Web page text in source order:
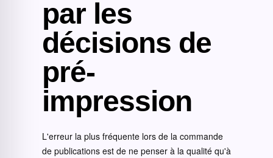
par les
décisions de
pré-
impression
L'erreur la plus fréquente lors de la commande
de publications est de ne penser à la qualité qu'à